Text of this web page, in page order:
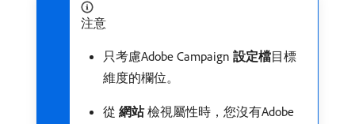
注意
只考慮Adobe Campaign 設定檔​目標
維度的欄位。
從​ 網站​檢視屬性時，您沒有Adobe